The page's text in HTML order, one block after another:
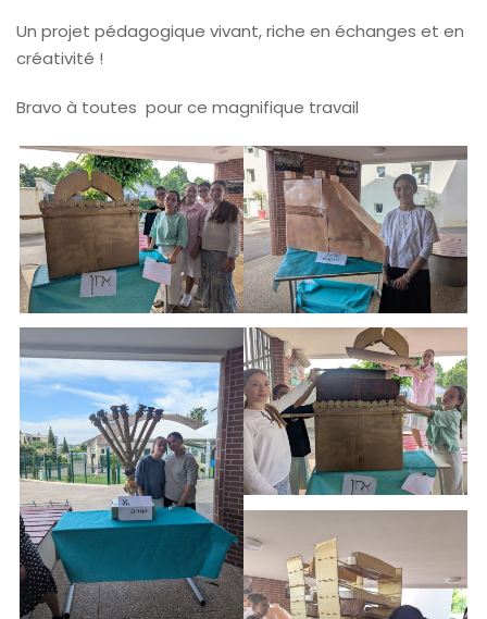
Un projet pédagogique vivant, riche en échanges et en
créativité !
Bravo à toutes pour ce magnifique travail